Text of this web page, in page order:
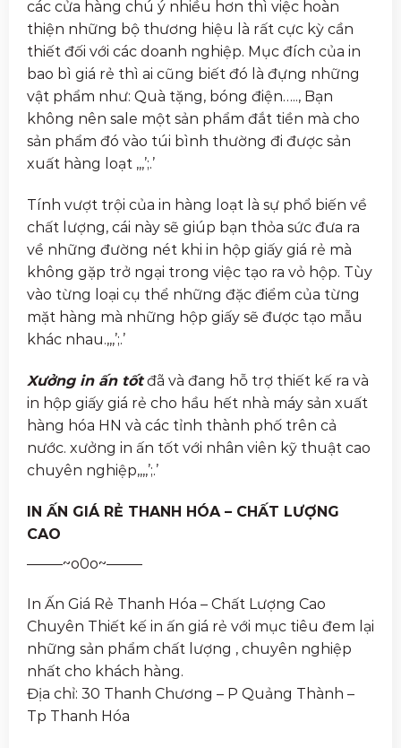
các cửa hàng chú ý nhiều hơn thì việc hoàn
thiện những bộ thương hiệu là rất cực kỳ cần
thiết đối với các doanh nghiệp. Mục đích của in
bao bì giá rẻ thì ai cũng biết đó là đựng những
vật phẩm như: Quà tặng, bóng điện….., Bạn
không nên sale một sản phẩm đắt tiền mà cho
sản phẩm đó vào túi bình thường đi được sản
xuất hàng loạt ,,,’;.’
Tính vượt trội của in hàng loạt là sự phổ biến về
chất lượng, cái này sẽ giúp bạn thỏa sức đưa ra
về những đường nét khi in hộp giấy giá rẻ mà
không gặp trở ngại trong việc tạo ra vỏ hộp. Tùy
vào từng loại cụ thể những đặc điểm của từng
mặt hàng mà những hộp giấy sẽ được tạo mẫu
khác nhau.,,,’;.’
Xưởng in ấn tốtđã và đang hỗ trợ thiết kế ra và
in hộp giấy giá rẻ cho hầu hết nhà máy sản xuất
hàng hóa HN và các tỉnh thành phố trên cả
nước. xưởng in ấn tốt với nhân viên kỹ thuật cao
chuyên nghiệp,,,,’;.’
IN ẤN GIÁ RẺ THANH HÓA – CHẤT LƯỢNG
CAO
——–~o0o~——–
In Ấn Giá Rẻ Thanh Hóa – Chất Lượng Cao
Chuyên Thiết kế in ấn giá rẻ với mục tiêu đem lại
những sản phẩm chất lượng , chuyên nghiệp
nhất cho khách hàng.
Địa chỉ: 30 Thanh Chương – P Quảng Thành –
Tp Thanh Hóa